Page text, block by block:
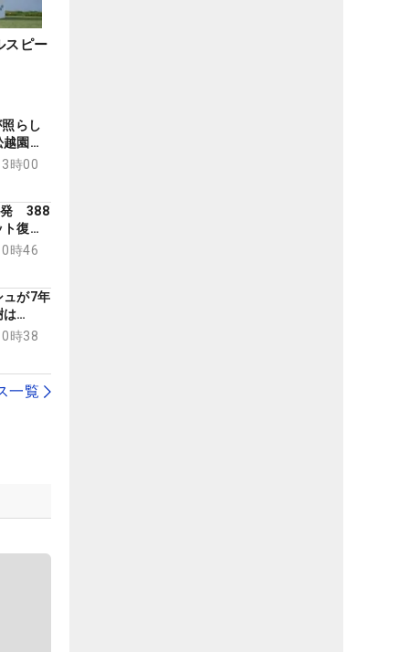
スピー
らし
園子
時00
発 388
復調
時46
ュが7年
は
らず
時38
一覧